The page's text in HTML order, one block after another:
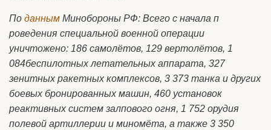
По данным Минобороны РФ: Всего с начала п
роведения специальной военной операции
уничтожено: 186 самолётов, 129 вертолётов, 1
084беспилотных летательных аппарата, 327
зенитных ракетных комплексов, 3 373 танка и других
боевых бронированных машин, 460 установок
реактивных систем залпового огня, 1 752 орудия
полевой артиллерии и миномёта, а также 3 350